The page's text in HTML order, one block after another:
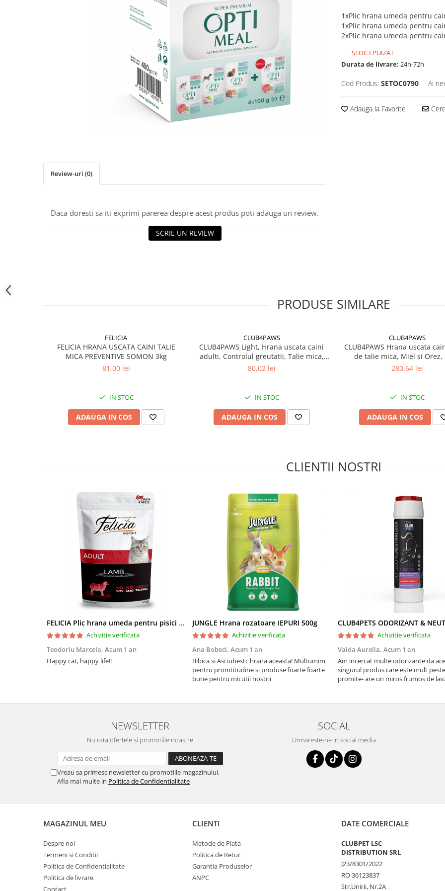
1xPlic hrana umeda pentru
1xPlic hrana umeda pentru
2xPlic hrana umeda pentru
STOC EPUIZAT
Durata de livrare: 24h-72h
Cod Produs: SETOC0790 Ai
Adauga la Favorite
Review-uri (0)
Daca doresti sa iti exprimi parerea despre acest produs poti adauga un review.
SCRIE UN REVIEW
PRODUSE SIMILARE
FELICIA
FELICIA HRANA USCATA CAINI TALIE
MICA PREVENTIVE SOMON 3kg
81,00 lei
IN STOC
ADAUGA IN COS
CLUB4PAWS
CLUB4PAWS Light, Hrana uscata caini
adulti, Controlul greutatii, Talie mica,
Curcan, 5kg
80,02 lei
IN STOC
ADAUGA IN COS
CLUB4PAWS
CLUB4PAWS Hrana uscata
de talie mica, Miel si Orez,
280,64 lei
IN STOC
ADAUGA IN COS
CLIENTII NOSTRI
FELICIA Plic hrana umeda pentru pisici adulte, cu Miel, Set 12x85g
Achizitie verificata
Teodoriu Marcela, Acum 1 an
Happy cat, happy life!!
JUNGLE Hrana rozatoare IEPURI 500g
Achizitie verificata
Ana Bobeci, Acum 1 an
Bibica si Asi iubestc hrana aceasta! Multumim
pentru promtitudine si produse foarte foarte
bune pentru micutii nostrii
Achizitie verificata
Vaida Aurelia, Acum 1 an
Am incercat multe odorizante da
singurul produs care este mult
promite- are un miros frumos de
NEWSLETTER
Nu rata ofertele si promotiile noastre
Vreau sa primesc newsletter cu promotiile magazinului.
Afla mai multe in Politica de Confidentialitate
SOCIAL
Urmareste-ne in social media
MAGAZINUL MEU
Despre noi
Termeni si Conditii
Politica de Confidentialitate
Politica de livrare
Contact
CLIENTI
Metode de Plata
Politica de Retur
Garantia Produselor
ANPC
DATE COMERCIALE
CLUBPET LSC
DISTRIBUTION SRL
J23/8301/2022
RO 36123837
Str.Unirii, Nr.2A